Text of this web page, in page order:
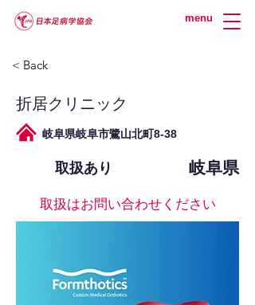
menu
< Back
折居クリニック
岐阜県岐阜市鷺山北町8-38
取扱あり 岐阜県
取扱はお問い合わせください